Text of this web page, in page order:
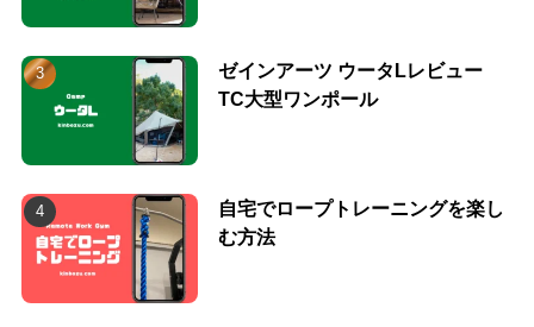
ゼインアーツ ウータLレビュー
TC大型ワンポール
自宅でロープトレーニングを楽し
む方法